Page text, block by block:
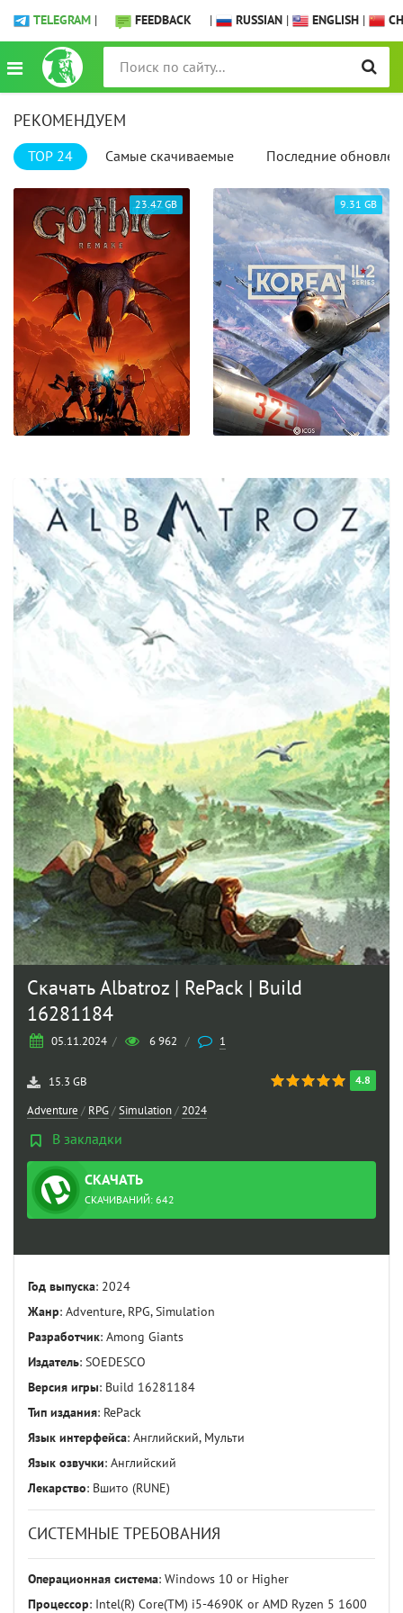
TELEGRAM | FEEDBACK | RUSSIAN | ENGLISH |
РЕКОМЕНДУЕМ
TOP 24 Самые скачиваемые Последние
23.47 GB 9.31 GB
Скачать Albatroz | RePack | Build
16281184
05.11.2024 / 6 962 / 1
4.8
15.3 GB
Adventure / RPG/Simulation/ 2024
В закладки
СКАЧАТЬ
ТОРРЕНТ
СКАЧИВАНИЙ: 642
Год выпуска: 2024
Жанр: Adventure, RPG, Simulation
Разработчик: Among Giants
Издатель: SOEDESCO
Версия игры: Build 16281184
Тип издания: RePack
Язык интерфейса: Английский, Мульти
Язык озвучки: Английский
Лекарство: Вшито (RUNE)
СИСТЕМНЫЕ ТРЕБОВАНИЯ
Операционная система: Windows 10 or Higher
Процессор: Intel(R) Core(TM) i5-4690K or AMD Ryzen 5 1600